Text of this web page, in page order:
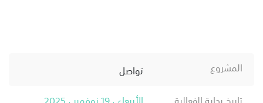
المشروع
تواصل